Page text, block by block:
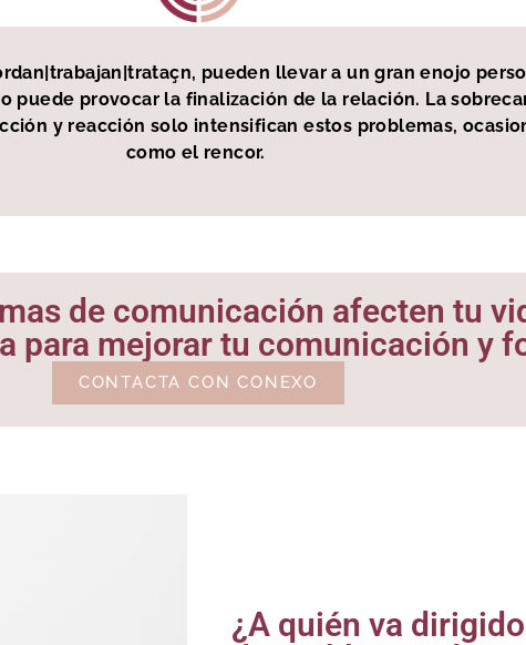
pueden llevar a un gran enojo
puede provocar la finalización de la relación. La
y reacción solo intensifican estos problemas,
como el rencor.
de comunicación afecten tu
para mejorar tu comunicación y
CONTACTA CON CONEXO
¿A quién va